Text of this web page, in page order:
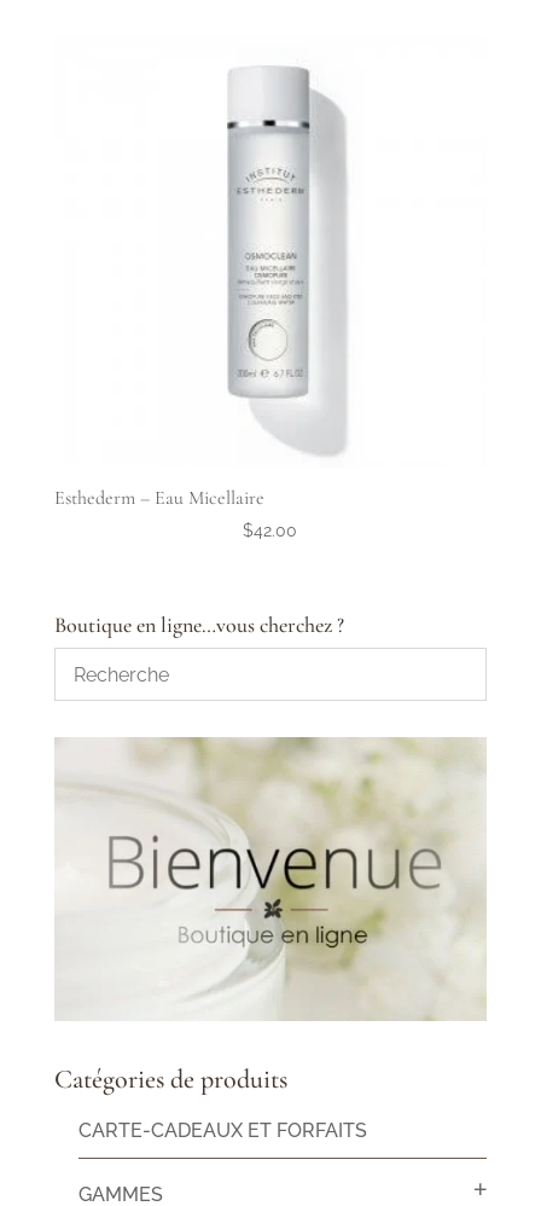
Esthederm – Eau Micellaire
$42.00
Boutique en ligne…vous cherchez ?
Catégories de produits
CARTE-CADEAUX ET FORFAITS
GAMMES